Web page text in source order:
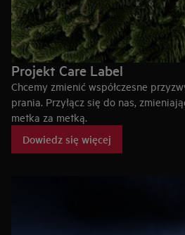
Projekt Care Label
Chcemy zmienić współczesne
prania. Przyłącz się do nas,
metka za metką.
Dowiedz się więcej